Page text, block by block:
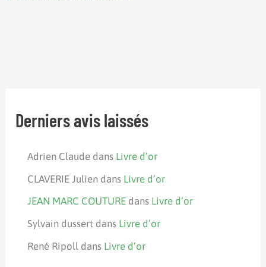
Derniers avis laissés
Adrien Claude dans Livre d’or
CLAVERIE Julien dans Livre d’or
JEAN MARC COUTURE dans Livre d’or
Sylvain dussert dans Livre d’or
René Ripoll dans Livre d’or